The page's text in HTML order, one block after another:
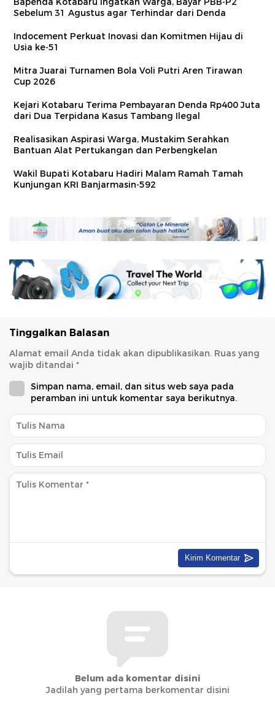
Sebelum 31 Agustus agar Terhindar dari Denda
Indocement Perkuat Inovasi dan Komitmen Hijau di
Usia ke-51
Mitra Juarai Turnamen Bola Voli Putri Aren Tirawan
Cup 2026
Kejari Kotabaru Terima Pembayaran Denda Rp400 Juta
dari Dua Terpidana Kasus Tambang Ilegal
Realisasikan Aspirasi Warga, Mustakim Serahkan
Bantuan Alat Pertukangan dan Perbengkelan
Wakil Bupati Kotabaru Hadiri Malam Ramah Tamah
Kunjungan KRI Banjarmasin-592
Tinggalkan Balasan
Alamat email Anda tidak akan dipublikasikan. Ruas yang
wajib ditandai *
Simpan nama, email, dan situs web saya pada
peramban ini untuk komentar saya berikutnya.
Belum ada komentar disini
Jadilah yang pertama berkomentar disini